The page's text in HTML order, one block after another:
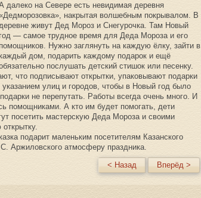
далеко на Севере есть невидимая деревня
накрытая волшебным покрывалом. В
живут Дед Мороз и Снегурочка. Там Новый
— самое трудное время для Деда Мороза и его
Нужно заглянуть на каждую ёлку, зайти в
дом, подарить каждому подарок и ещё
послушать детский стишок или песенку.
что подписывают открытки, упаковывают подарки
улиц и городов, чтобы в Новый год было
не перепутать. Работы всегда очень много. И
помощниками. А кто им будет помогать, дети
посетить мастерскую Деда Мороза и своими
подарит маленьким посетителям Казанского
Аржиловского атмосферу праздника.
< Назад
Вперёд >